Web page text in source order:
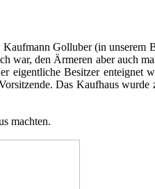
Golluber (in unserem
war, den Ärmeren aber auch
eigentliche Besitzer enteignet
Das Kaufhaus wurde
machten.